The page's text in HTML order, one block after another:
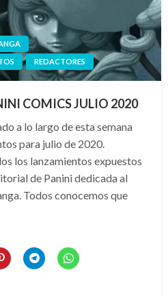
REDACTORES
COMICS JULIO 2020
a lo largo de esta semana
para julio de 2020.
los lanzamientos expuestos
de Panini dedicada al
Todos conocemos que